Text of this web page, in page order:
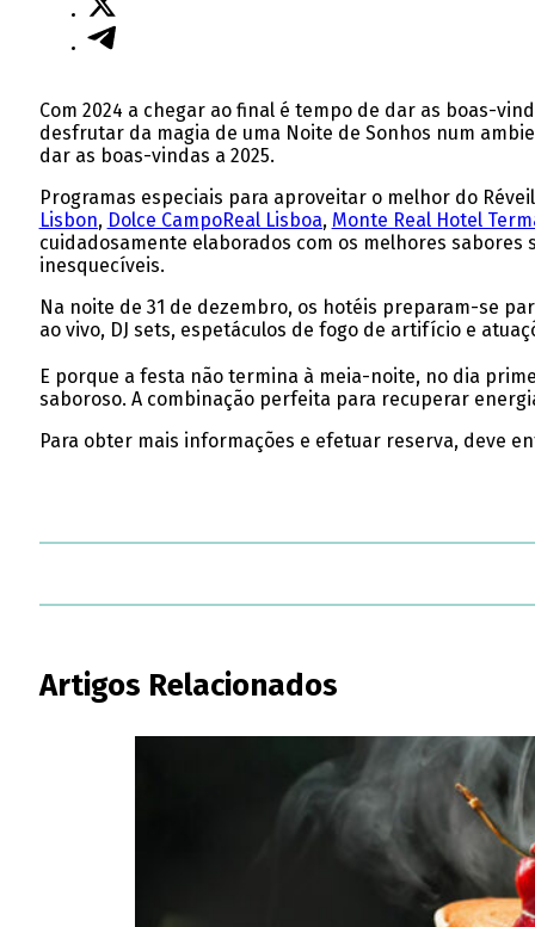
Com 2024 a chegar ao final é tempo de dar as boas-
desfrutar da magia de uma Noite de Sonhos num
dar as boas-vindas a 2025.
Programas especiais para aproveitar o melhor do
Lisbon, Dolce CampoReal Lisboa, Monte Real Hotel
cuidadosamente elaborados com os melhores
inesquecíveis.
Na noite de 31 de dezembro, os hotéis preparam-se
ao vivo, DJ sets, espetáculos de fogo de artifício e
E porque a festa não termina à meia-noite, no dia
saboroso. A combinação perfeita para recuperar
Para obter mais informações e efetuar reserva, deve
Artigos Relacionados